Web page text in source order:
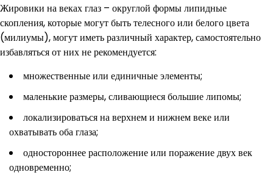
Жировики на веках глаз – округлой формы липидные
скопления, которые могут быть телесного или белого цвета
(милиумы), могут иметь различный характер, самостоятельно
избавляться от них не рекомендуется:
множественные или единичные элементы;
маленькие размеры, сливающиеся большие липомы;
локализироваться на верхнем и нижнем веке или
охватывать оба глаза;
одностороннее расположение или поражение двух век
одновременно;